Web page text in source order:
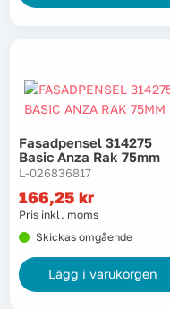
Fasadpensel 314275
Basic Anza Rak 75mm
L-026836817
166,25 kr
Pris inkl. moms
Skickas omgående
Lägg i varukorgen